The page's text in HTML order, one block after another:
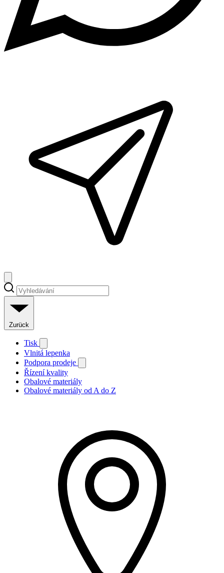
Zurück
Tisk
Vlnitá lepenka
Podpora prodeje
Řízení kvality
Obalové materiály
Obalové materiály od A do Z